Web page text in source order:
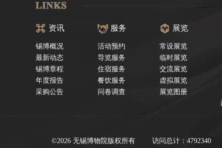
资讯
锡博概况
最新动态
锡博章程
年度报告
采购公告
服务
活动预约
导览服务
住宿服务
餐饮服务
问卷调查
展览
常设展览
临时展览
交流展览
虚拟展览
展览图册
©2026 无锡博物院版权所有 访问总计：4792340